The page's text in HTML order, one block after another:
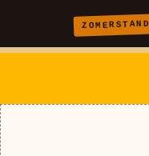
ZOMERSTAND